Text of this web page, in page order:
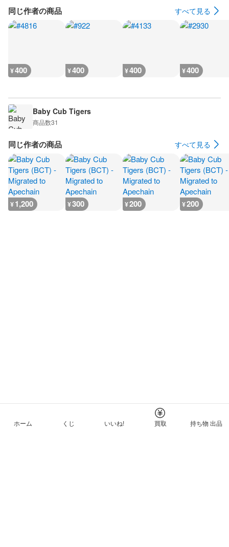
同じ作者の商品 すべて見る
¥400 ¥400 ¥400 ¥400
Baby Cub Tigers
商品数31
同じ作者の商品 すべて見る
¥1,200 ¥300 ¥200 ¥200
ホーム くじ いいね! 買取 持ち物 出品